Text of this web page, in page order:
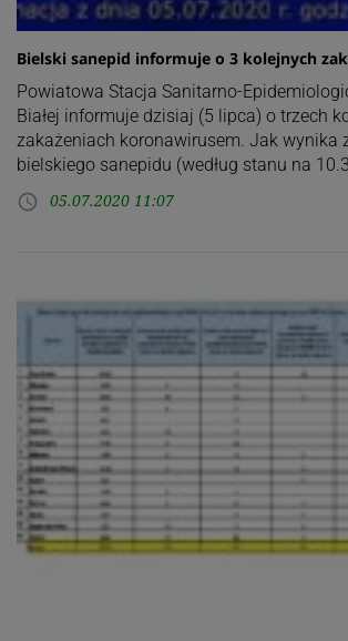
Bielski sanepid informuje o 3 kolejnych
Powiatowa Stacja Sanitarno-
Białej informuje dzisiaj (5 lipca) o trzech
zakażeniach koronawirusem. Jak wynika
bielskiego sanepidu (według stanu na
access_time 05.07.2020 11:07